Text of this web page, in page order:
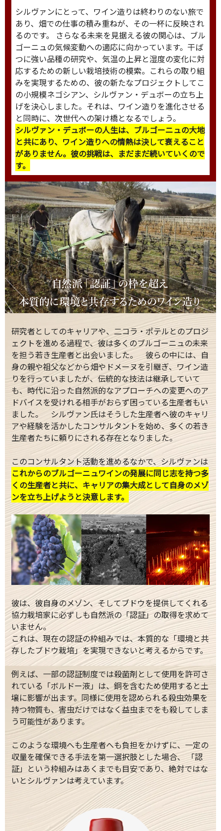
シルヴァンにとって、ワイン造りは終わりのない旅で
あり、畑での仕事の積み重ねが、その一杯に反映され
るのです。 さらなる未来を見据える彼の関心は、ブル
ゴーニュの気候変動への適応に向かっています。干ば
つに強い品種の研究や、気温の上昇と湿度の変化に対
応するための新しい栽培技術の模索。これらの取り組
みを実現するための、彼の新たなプロジェクトしてこ
の小規模ネゴシアン、シルヴァン・デュボーの立ち上
げを決心しました。それは、ワイン造りを進化させる
と同時に、次世代への架け橋となるでしょう。
シルヴァン・デュボーの人生は、ブルゴーニュの大地
と共にあり、ワイン造りへの情熱は決して衰えること
がありません。彼の挑戦は、まだまだ続いていくので
す。
研究者としてのキャリアや、二コラ・ポテルとのプロジ
ェクトを進める過程で、彼は多くのブルゴーニュの未来
を担う若き生産者と出会いました。 彼らの中には、自
身の親や祖父などから畑やドメーヌを引継ぎ、ワイン造
りを行っていましたが、伝統的な技法は継承していて
も、時代に沿った自然派的なアプローチへの変更へのア
ドバイスを受けれる相手がおらず困っている生産者もい
ました。 シルヴァン氏はそうした生産者へ彼のキャリ
アや経験を活かしたコンサルタントを始め、多くの若き
生産者たちに頼りにされる存在となりました。
このコンサルタント活動を進めるなかで、シルヴァンは
これからのブルゴーニュワインの発展に同じ志を持つ多
くの生産者と共に、キャリアの集大成として自身のメゾ
ンを立ち上げようと決意します。
彼は、彼自身のメゾン、そしてブドウを提供してくれる
協力栽培家に必ずしも自然派の「認証」の取得を求めて
いません。
これは、現在の認証の枠組みでは、本質的な「環境と共
存したブドウ栽培」を実現できないと考えるからです。
例えば、一部の認証制度では殺菌剤として使用を許可さ
れている「ボルドー液」は、銅を含むため使用すると土
壌に影響が出ます。同様に使用を認められる殺虫効果を
持つ物質も、害虫だけではなく益虫までをも殺してしま
う可能性があります。
このような環境へも生産者へも負担をかけずに、一定の
収量を確保できる手法を第一選択肢とした場合、 「認
証」という枠組みはあくまでも目安であり、絶対ではな
いとシルヴァンは考えています。